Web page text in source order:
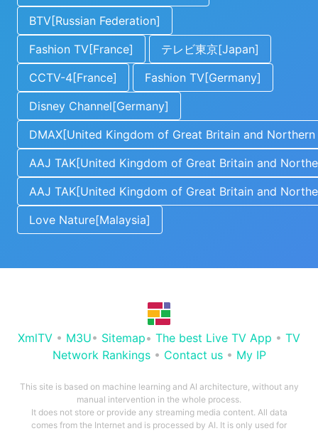
BTV[Russian Federation]
Fashion TV[France]
テレビ東京[Japan]
CCTV-4[France]
Fashion TV[Germany]
Disney Channel[Germany]
DMAX[United Kingdom of Great Britain and
AAJ TAK[United Kingdom of Great Britain and
AAJ TAK[United Kingdom of Great Britain and
Love Nature[Malaysia]
XmlTV • M3U• Sitemap• The best Live TV App • TV
Network Rankings• Contact us• My IP
This site is based on machine learning and AI architecture, without any
manual intervention in the whole process.
It does not store or provide any streaming media content. All data
comes from the Internet and is processed by AI. It is only used for